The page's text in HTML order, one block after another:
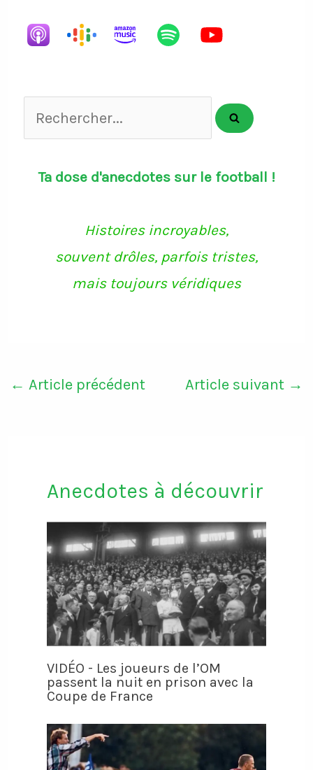
Rechercher...
Ta dose d'anecdotes sur le football !
Histoires incroyables,
souvent drôles, parfois tristes,
mais toujours véridiques
← Article précédent Article suivant →
Anecdotes à découvrir
VIDÉO - Les joueurs de l’OM
passent la nuit en prison avec la
Coupe de France